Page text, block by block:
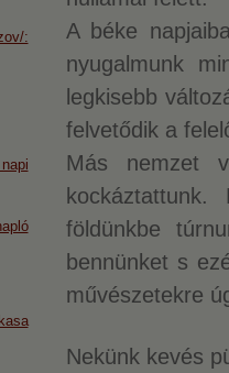
A béke
nyugalmunk
legkisebb
felvetődik a
Más nemzet
földünkbe
bennünket s
művészetekre
Nekünk kevés
: